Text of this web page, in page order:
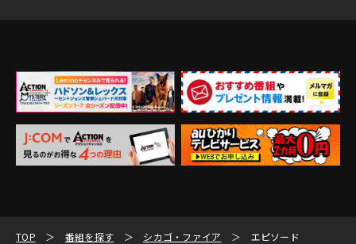
TOP 番組を探す シカゴ・ファイア エピソード